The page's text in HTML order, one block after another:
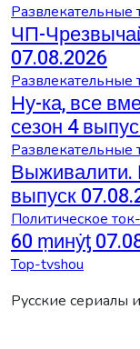
Развлекательные
ЧП-
07.08.2026
Развлекательные
Ну-ка, все
сезон 4
Развлекательные
Выживалити.
выпуск
Политическое
60 ṃинẏƫ
Top-tvshou
Русские сериалы